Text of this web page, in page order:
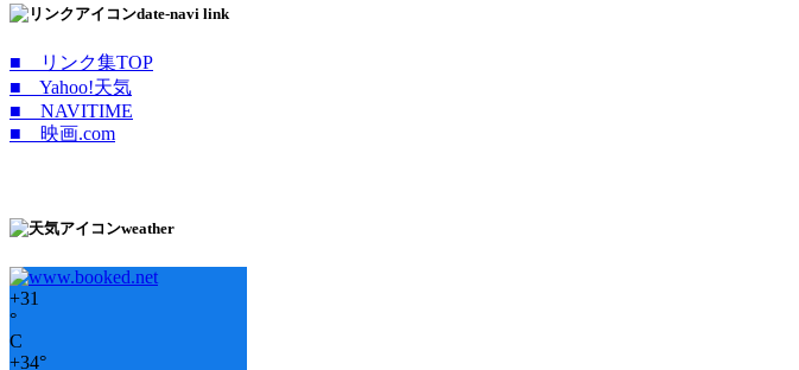
date-navi link
■ リンク集TOP
■ Yahoo!天気
■ NAVITIME
■ 映画.com
weather
+31
°
C
+34°